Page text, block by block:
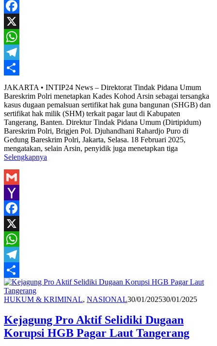
Yahoo
Mail
Facebook
X
WhatsApp
Telegram
Share
JAKARTA • INTIP24 News – Direktorat Tindak Pidana Umum
Bareskrim Polri menetapkan Kades Kohod Arsin sebagai tersangka
kasus dugaan pemalsuan sertifikat hak guna bangunan (SHGB) dan
sertifikat hak milik (SHM) terkait pagar laut di Kabupaten
Tangerang, Banten. Direktur Tindak Pidana Umum (Dirtipidum)
Bareskrim Polri, Brigjen Pol. Djuhandhani Rahardjo Puro di
Gedung Bareskrim Polri, Jakarta, Selasa. 18 Februari 2025,
mengatakan, selain Arsin, penyidik juga menetapkan tiga
Selengkapnya
Gmail
Yahoo
Mail
Facebook
X
WhatsApp
Telegram
Share
HUKUM & KRIMINAL, NASIONALRedaksi
30/01/202530/01/2025
Kejagung Pro Aktif Selidiki Dugaan
Korupsi HGB Pagar Laut Tangerang